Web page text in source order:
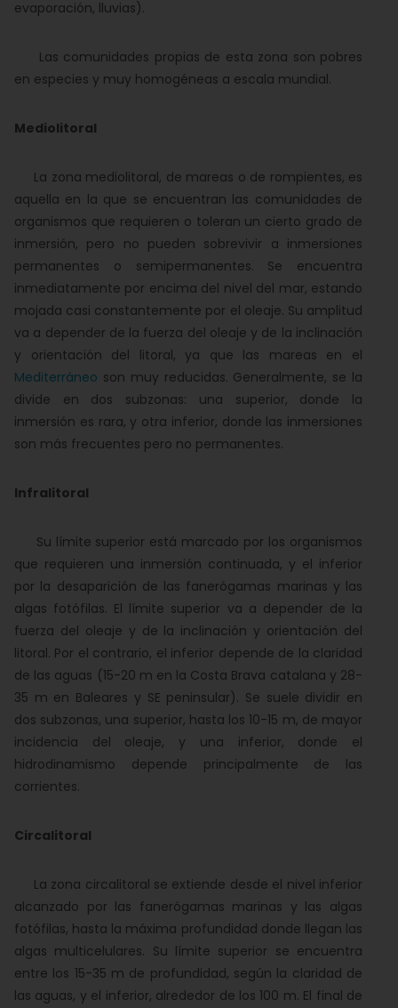
evaporación, lluvias).
Las comunidades propias de esta zona son pobres
en especies y muy homogéneas a escala mundial.
Mediolitoral
La zona mediolitoral, de mareas o de rompientes, es
aquella en la que se encuentran las comunidades de
organismos que requieren o toleran un cierto grado de
inmersión, pero no pueden sobrevivir a inmersiones
permanentes o semipermanentes. Se encuentra
inmediatamente por encima del nivel del mar, estando
mojada casi constantemente por el oleaje. Su amplitud
va a depender de la fuerza del oleaje y de la inclinación
y orientación del litoral, ya que las mareas en el
Mediterráneo son muy reducidas. Generalmente, se la
divide en dos subzonas: una superior, donde la
inmersión es rara, y otra inferior, donde las inmersiones
son más frecuentes pero no permanentes.
Infralitoral
Su límite superior está marcado por los organismos
que requieren una inmersión continuada, y el inferior
por la desaparición de las fanerógamas marinas y las
algas fotófilas. El límite superior va a depender de la
fuerza del oleaje y de la inclinación y orientación del
litoral. Por el contrario, el inferior depende de la claridad
de las aguas (15-20 m en la Costa Brava catalana y 28-
35 m en Baleares y SE peninsular). Se suele dividir en
dos subzonas, una superior, hasta los 10-15 m, de mayor
incidencia del oleaje, y una inferior, donde el
hidrodinamismo depende principalmente de las
corrientes.
Circalitoral
La zona circalitoral se extiende desde el nivel inferior
alcanzado por las fanerógamas marinas y las algas
fotófilas, hasta la máxima profundidad donde llegan las
algas multicelulares. Su límite superior se encuentra
entre los 15-35 m de profundidad, según la claridad de
las aguas, y el inferior, alrededor de los 100 m. El final de